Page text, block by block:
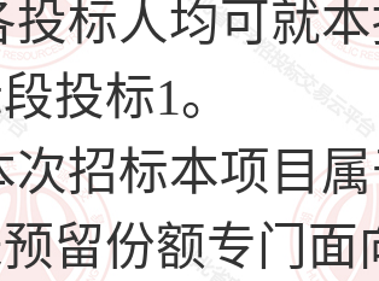
投标人均可就
投标1。
次招标本项目
预留份额专门